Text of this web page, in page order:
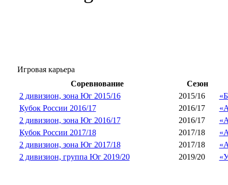
Игровая карьера
Соревнование
Сезон
2 дивизион, зона Юг 2015/16
2015/16
Кубок России 2016/17
2016/17
2 дивизион, зона Юг 2016/17
2016/17
Кубок России 2017/18
2017/18
2 дивизион, зона Юг 2017/18
2017/18
2 дивизион, группа Юг 2019/20
2019/20